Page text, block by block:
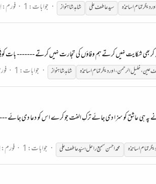
اوردیگرتماماساتذہ سید عاطف علی شاہد شاہنواز جوابات: 1 فورم:
کر بھی شکایت نہیں کرتے ہم وفاؤں کی تجارت نہیں کرتے ------- بات
عین،خلیلالرحمن،اوردیگرتماماساتذہ شاہدشاہنواز جوابات: 1
ہی عاشق کو سزا دی جائے ترکِ الفت جو کرے اس کو دعا دی
تماماساتذہ محمّد احسن سمیع راحل؛ سیّد عاطف علی جوابات: 1 فورم: